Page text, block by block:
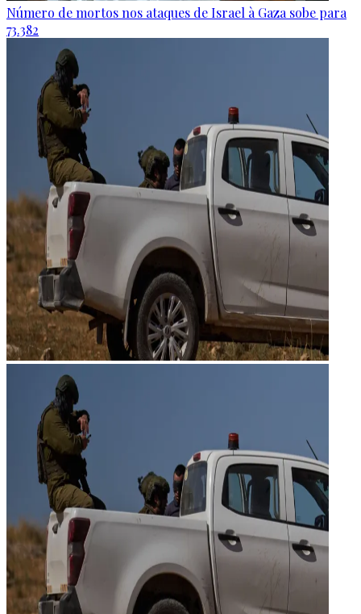
Número de mortos nos ataques de Israel à Gaza sobe para
73.382